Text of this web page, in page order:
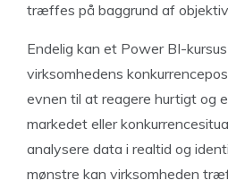
træffes på baggrund af
Endelig kan et Power BI-
virksomhedens
evnen til at reagere hurtigt og
markedet eller
analysere data i realtid og
mønstre kan virksomheden